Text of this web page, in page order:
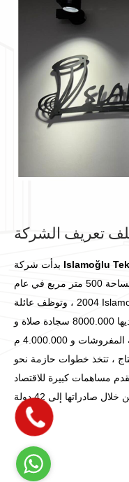
تعريف الشركة
Islamoğlu
القطاع ، الإنتاج في قطاع المخمل على مساحة 500 متر مربع في عام
2004 ، وتوظف عائلة Islamoğlu Tekstil ، التي تبلغ مساحتها الإجمالية
حاليًا 10000 متر مربع ، 200 شخص ولديها 8000.000 سجادة صلاة و
5.000.000 في السنة تنتج م 2 من أقمشة المفروشات و 4.000.000 م
، تتخذ خطوات حازمة نحو
مساهمات كبيرة للاقتصاد